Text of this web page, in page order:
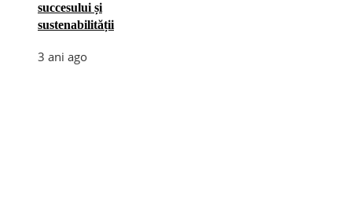
succesului și
sustenabilității
3 ani ago